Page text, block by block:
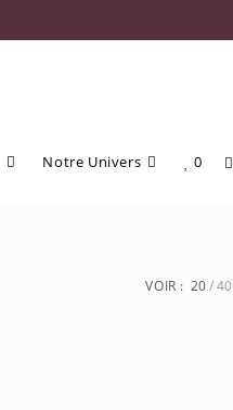
Notre Univers 0
VOIR : 20 40